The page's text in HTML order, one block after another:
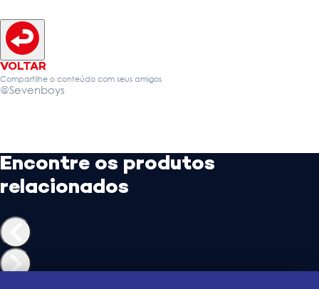
VOLTAR
Compartilhe o conteúdo com seus amigos
@Sevenboys
Encontre os produtos
relacionados